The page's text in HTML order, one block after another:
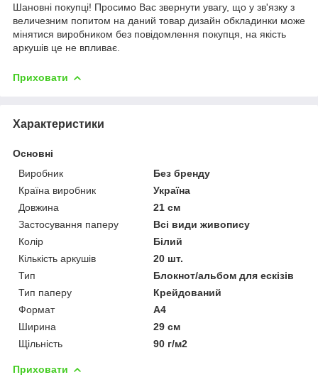
Шановні покупці! Просимо Вас звернути увагу, що у зв'язку з
величезним попитом на даний товар дизайн обкладинки може
мінятися виробником без повідомлення покупця, на якість
аркушів це не впливає.
Приховати
Характеристики
Основні
Виробник
Без бренду
Країна виробник
Україна
Довжина
21 см
Застосування паперу
Всі види живопису
Колір
Білий
Кількість аркушів
20 шт.
Тип
Блокнот/альбом для ескізів
Тип паперу
Крейдований
Формат
A4
Ширина
29 см
Щільність
90 г/м2
Приховати